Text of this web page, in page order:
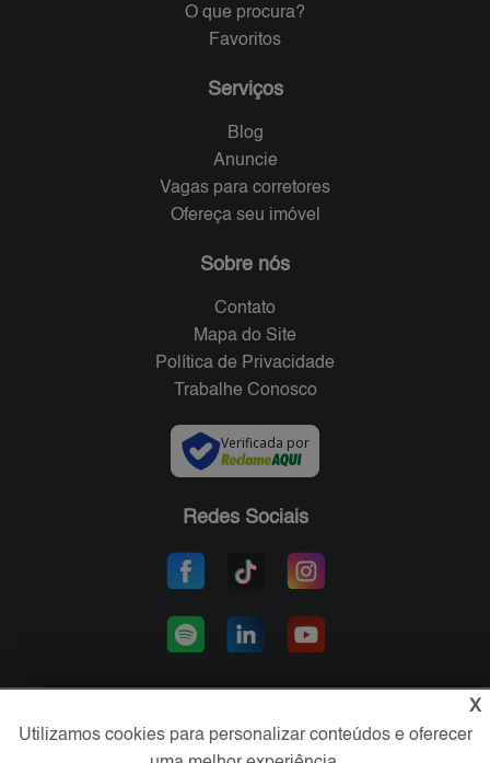
O que procura?
Favoritos
Serviços
Blog
Anuncie
Vagas para corretores
Ofereça seu imóvel
Sobre nós
Contato
Mapa do Site
Política de Privacidade
Trabalhe Conosco
Verificada por
Redes Sociais
Área exclusiva aos anunciantes,
X
Utilizamos cookies para personalizar conteúdos e oferecer